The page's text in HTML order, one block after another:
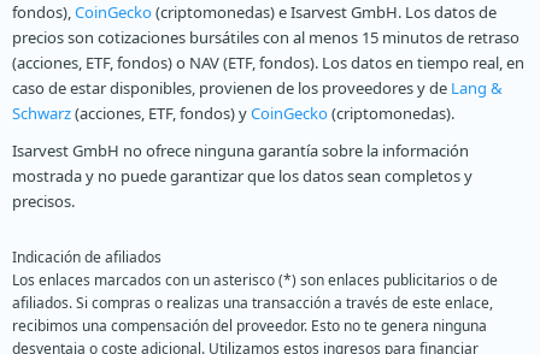
fondos),CoinGecko(criptomonedas) e Isarvest GmbH. Los datos de
precios son cotizaciones bursátiles con al menos 15 minutos de retraso
(acciones, ETF, fondos) o NAV (ETF, fondos). Los datos en tiempo real, en
caso de estar disponibles, provienen de los proveedores y de Lang &
Schwarz(acciones, ETF, fondos) yCoinGecko(criptomonedas).
Isarvest GmbH no ofrece ninguna garantía sobre la información
mostrada y no puede garantizar que los datos sean completos y
precisos.
Indicación de afiliados
Los enlaces marcados con un asterisco (*) son enlaces publicitarios o de
afiliados. Si compras o realizas una transacción a través de este enlace,
recibimos una compensación del proveedor. Esto no te genera ninguna
desventaja o coste adicional. Utilizamos estos ingresos para financiar